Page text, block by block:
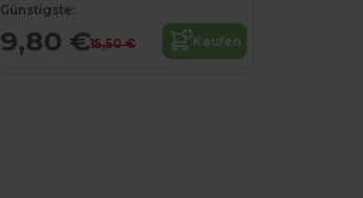
Günstigste:
9,80 €15,50 € Kaufen